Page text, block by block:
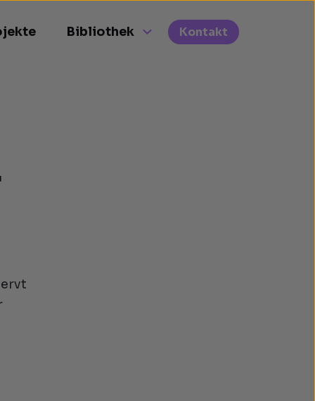
Bibliothek Kontakt